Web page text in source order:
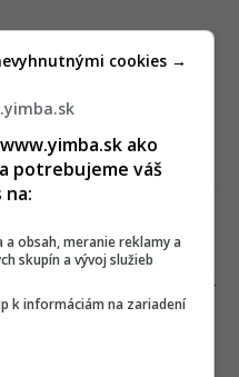
je skolaudované a
ako
potrebujeme váš
na:
obsah, meranie reklamy a
skupín a vývoj služieb
k informáciám na zariadení
cookies →